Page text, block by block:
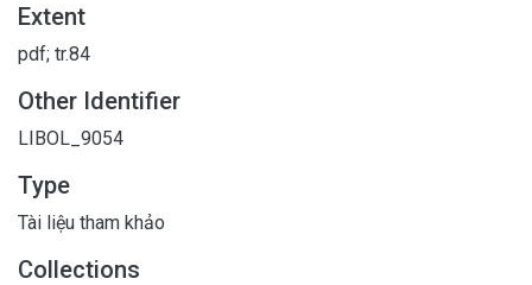
Extent
pdf; tr.84
Other Identifier
LIBOL_9054
Type
Tài liệu tham khảo
Collections